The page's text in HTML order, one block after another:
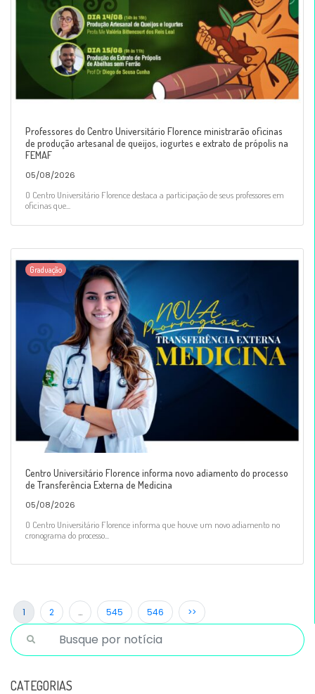
Professores do Centro Universitário Florence ministrarão oficinas
de produção artesanal de queijos, iogurtes e extrato de própolis na
FEMAF
05/08/2026
O Centro Universitário Florence destaca a participação de seus professores em
oficinas que...
Graduação
Centro Universitário Florence informa novo adiamento do processo
de Transferência Externa de Medicina
05/08/2026
O Centro Universitário Florence informa que houve um novo adiamento no
cronograma do processo...
1 2 … 545 546 >>
CATEGORIAS